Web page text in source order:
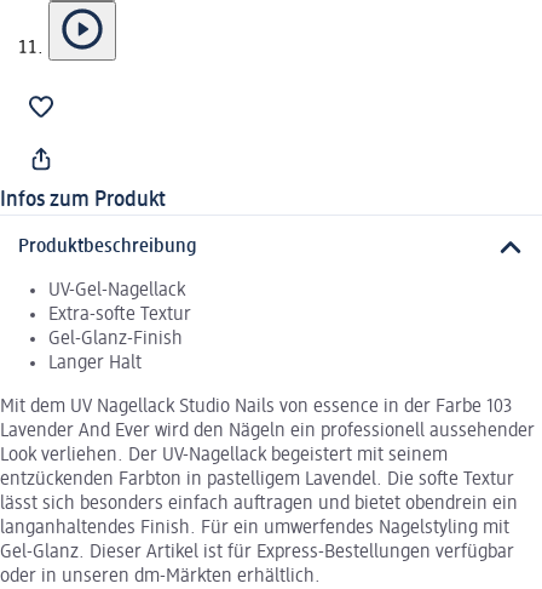
Infos zum Produkt
Produktbeschreibung
UV-Gel-Nagellack
Extra-softe Textur
Gel-Glanz-Finish
Langer Halt
Mit dem UV Nagellack Studio Nails von essence in der Farbe 103
Lavender And Ever wird den Nägeln ein professionell aussehender
Look verliehen. Der UV-Nagellack begeistert mit seinem
entzückenden Farbton in pastelligem Lavendel. Die softe Textur
lässt sich besonders einfach auftragen und bietet obendrein ein
langanhaltendes Finish. Für ein umwerfendes Nagelstyling mit
Gel-Glanz. Dieser Artikel ist für Express-Bestellungen verfügbar
oder in unseren dm-Märkten erhältlich.